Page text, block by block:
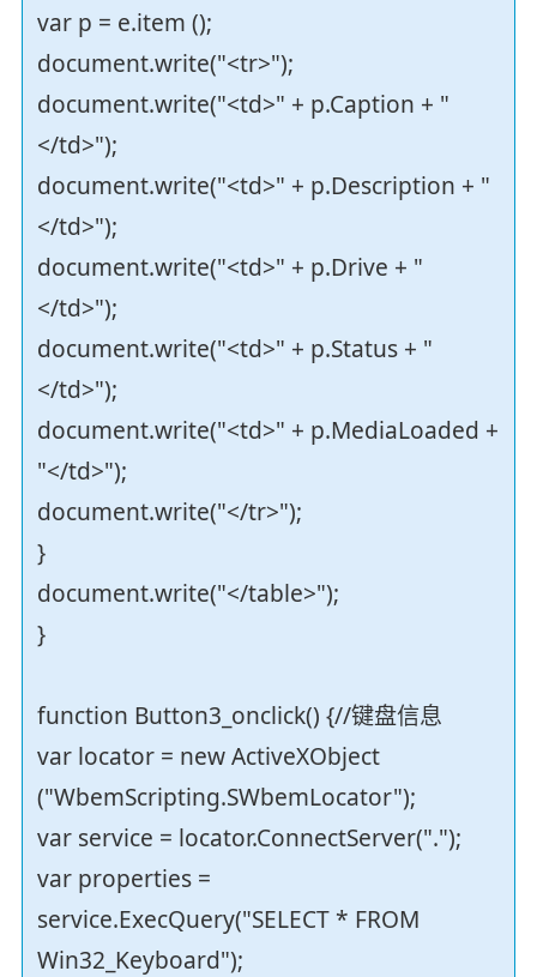
var p = e.item ();
document.write("<tr>");
document.write("<td>" + p.Caption + "
</td>");
document.write("<td>" + p.Description + "
</td>");
document.write("<td>" + p.Drive + "
</td>");
document.write("<td>" + p.Status + "
</td>");
document.write("<td>" + p.MediaLoaded +
"</td>");
document.write("</tr>");
}
document.write("</table>");
}
function Button3_onclick() {//键盘信息
var locator = new ActiveXObject
("WbemScripting.SWbemLocator");
var service = locator.ConnectServer(".");
var properties =
service.ExecQuery("SELECT * FROM
Win32_Keyboard");